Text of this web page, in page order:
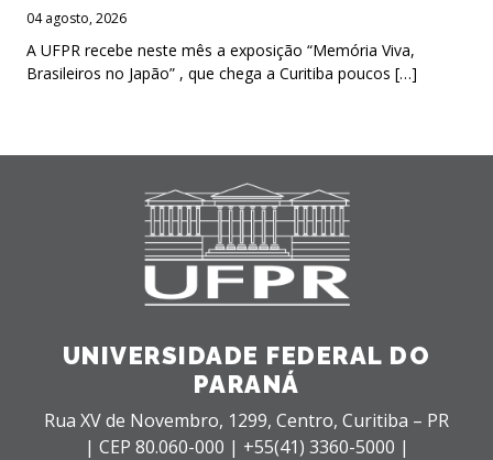
04 agosto, 2026
A UFPR recebe neste mês a exposição “Memória Viva,
Brasileiros no Japão” , que chega a Curitiba poucos […]
UNIVERSIDADE FEDERAL DO
PARANÁ
Rua XV de Novembro, 1299, Centro, Curitiba – PR
| CEP 80.060-000 | +55(41) 3360-5000 |